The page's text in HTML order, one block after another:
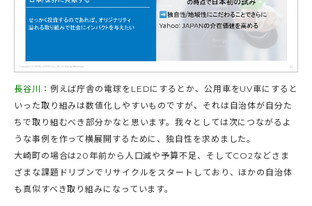
長谷川： 例えば庁舎の電球をLEDにするとか、公用車をUV車にすると
いった取り組みは数値化しやすいものですが、それは自治体が自分た
ちで取り組むべき部分かなと思います。我々としては次につながるよ
うな事例を作って横展開するために、独自性を求めました。
大崎町の場合は20年前から人口減や予算不足、そしてCO2などさま
ざまな課題ドリブンでリサイクルをスタートしており、ほかの自治体
も真似すべき取り組みになっています。